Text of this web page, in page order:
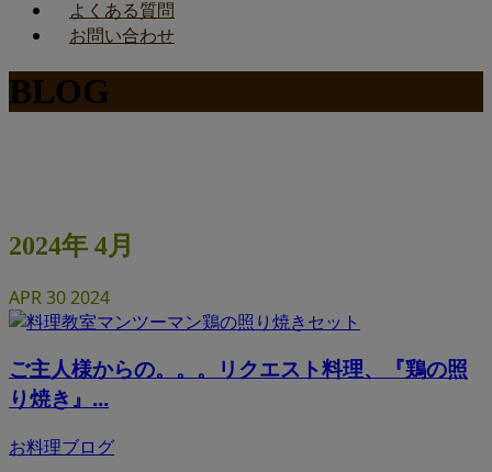
よくある質問
お問い合わせ
BLOG
2024年 4月
APR302024
ご主人様からの。。。リクエスト料理、『鶏の照
り焼き』...
お料理ブログ